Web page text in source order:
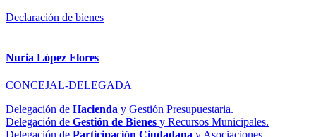
Declaración de bienes
Nuria López Flores
CONCEJAL-DELEGADA
Delegación de Hacienda y Gestión Presupuestaria.
Delegación de Gestión de Bienes y Recursos Municipales.